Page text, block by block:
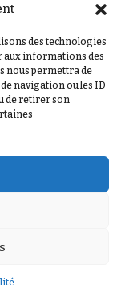
des technologies
aux informations des
nous permettra de
navigation ou les ID
de retirer son
?